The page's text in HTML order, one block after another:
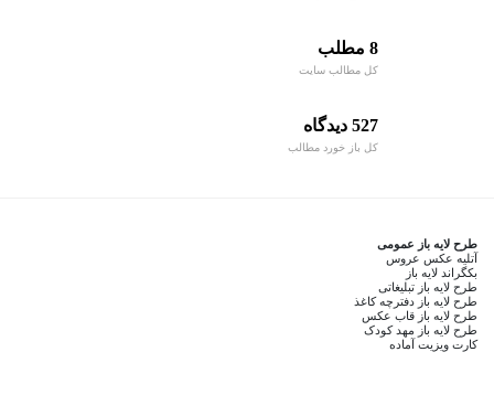
8 مطلب
کل مطالب سایت
527 دیدگاه
کل باز خورد مطالب
طرح لایه باز عمومی
آتلیه عکس عروس
بکگراند لایه باز
طرح لایه باز تبلیغاتی
طرح لایه باز دفترچه کاغذ
طرح لایه باز قاب عکس
طرح لایه باز مهد کودک
کارت ویزیت آماده